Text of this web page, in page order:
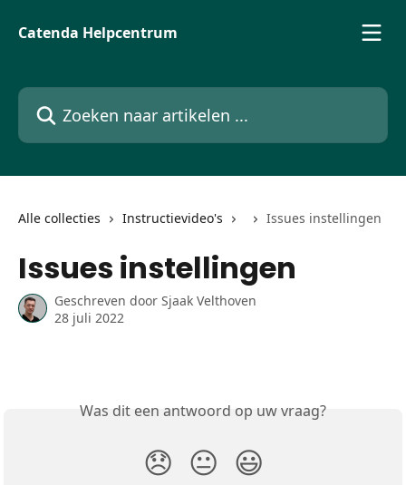
Catenda Helpcentrum
Zoeken naar artikelen ...
Alle collecties Instructievideo's Issues instellingen
Issues instellingen
Geschreven door Sjaak Velthoven
28 juli 2022
Was dit een antwoord op uw vraag?
😞 😐 😃